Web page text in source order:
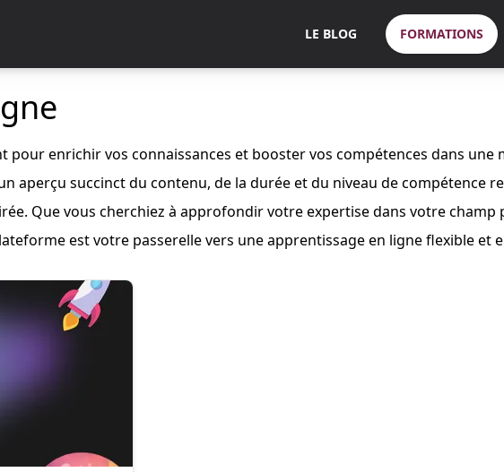
LE BLOG FORMATIONS
pour enrichir vos connaissances et booster vos compétences dans une
aperçu succinct du contenu, de la durée et du niveau de compétence
Que vous cherchiez à approfondir votre expertise dans votre champ
est votre passerelle vers une apprentissage en ligne flexible et